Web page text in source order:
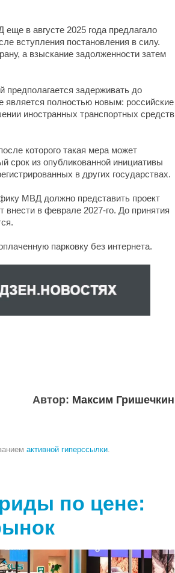
в августе 2025 года предлагало
вступления постановления в силу.
а взыскание задолженности затем
предполагается задерживать до
полностью новым: российские
иностранных транспортных средств
которого такая мера может
срок из опубликованной инициативы
в других государствах.
МВД должно представить проект
внести в феврале 2027-го. До принятия
парковку без интернета.
Автор: Максим Гришечкин
активной гиперссылки.
по цене: